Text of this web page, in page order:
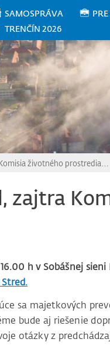
SAMOSPRÁVA
TRENČÍN 2026
životného prostredia…
zajtra
h v Sobášnej
sa majetkových
bude aj riešenie
otázky z